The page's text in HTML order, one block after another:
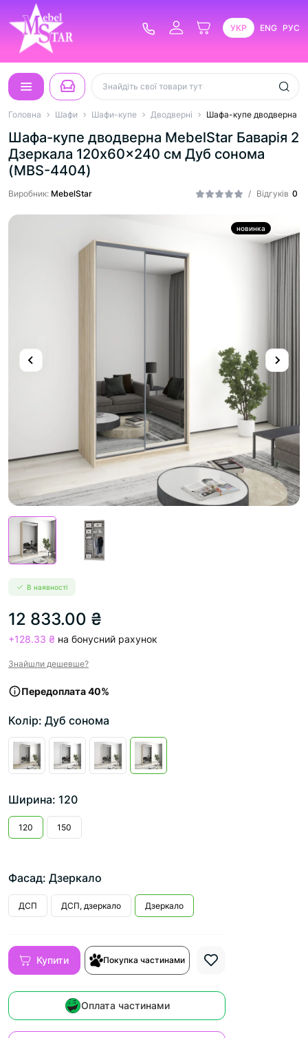
УКР ENG РУС
Головна Шафи Шафи-купе Дводверні Шафа-купе дводверна
Шафа-купе дводверна MebelStar Баварія 2
Дзеркала 120x60x240 см Дуб сонома
(MBS-4404)
/ Відгуків 0
Виробник: MebelStar
новинка
В наявності
12 833.00 ₴
+128.33 ₴ на бонусний рахунок
Знайшли дешевше?
Передоплата 40%
Колір: Дуб сонома
Ширина: 120
120 150
Фасад: Дзеркало
ДСП ДСП, дзеркало Дзеркало
Купити Покупка частинами
Оплата частинами